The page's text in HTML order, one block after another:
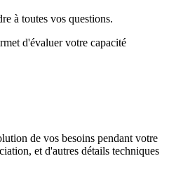
à toutes vos questions.
d'évaluer votre capacité
de vos besoins pendant votre
et d'autres détails techniques